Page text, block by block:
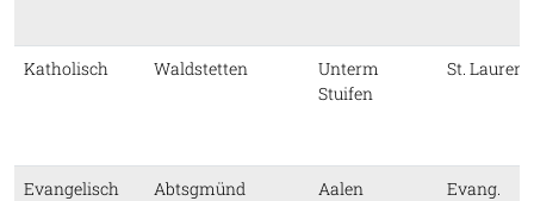
Katholisch Waldstetten
Unterm
Stuifen
St.
Evangelisch Abtsgmünd Aalen
Evang.